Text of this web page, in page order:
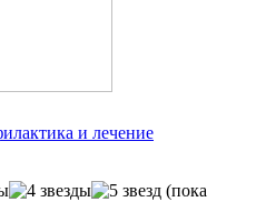
и лечение
(пока